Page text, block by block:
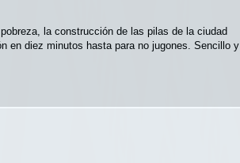
la construcción de las pilas de la ciudad
en diez minutos hasta para no jugones. Sencillo y